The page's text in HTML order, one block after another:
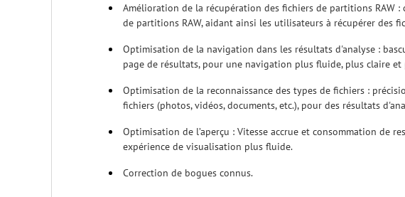
Amélioration de la récupération des fichiers de partitions RAW
de partitions RAW, aidant ainsi les utilisateurs à récupérer des
Optimisation de la navigation dans les résultats d'analyse :
page de résultats, pour une navigation plus fluide, plus claire et
Optimisation de la reconnaissance des types de fichiers :
fichiers (photos, vidéos, documents, etc.), pour des résultats
Optimisation de l’aperçu : Vitesse accrue et consommation de
expérience de visualisation plus fluide.
Correction de bogues connus.